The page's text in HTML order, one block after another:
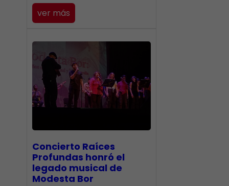
ver más
​Concierto Raíces
Profundas honró el
legado musical de
Modesta Bor